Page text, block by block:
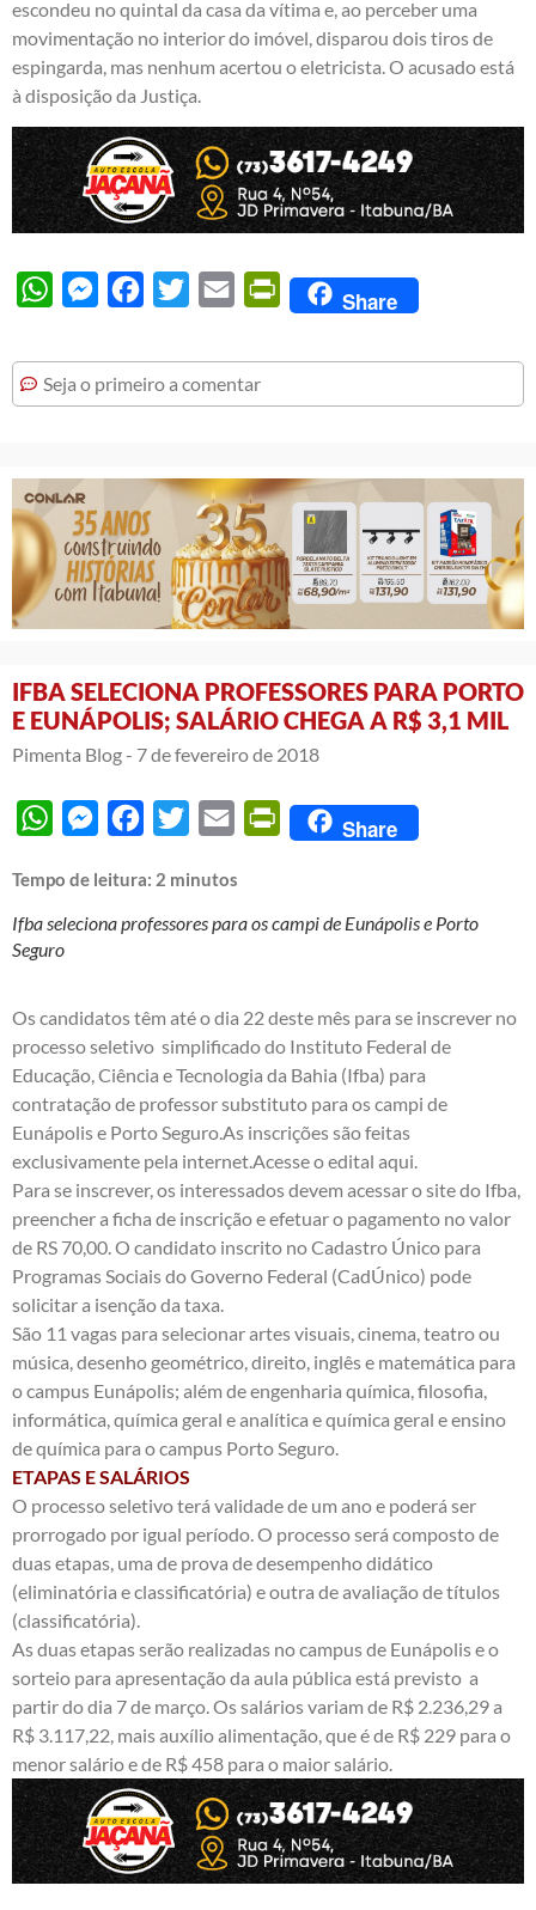
escondeu no quintal da casa da vítima e, ao perceber uma
movimentação no interior do imóvel, disparou dois tiros de
espingarda, mas nenhum acertou o eletricista. O acusado está
à disposição da Justiça.
WhatsAppMessengerFacebook
Twitter Email PrintFriendly
Share
Seja o primeiro a comentar
IFBA SELECIONA PROFESSORES PARA PORTO
E EUNÁPOLIS; SALÁRIO CHEGA A R$ 3,1 MIL
Pimenta Blog - 7 de fevereiro de 2018
WhatsAppMessengerFacebook
Twitter Email PrintFriendly
Share
Tempo de leitura: 2 minutos
Ifba seleciona professores para os campi de Eunápolis e Porto
Seguro
Os candidatos têm até o dia 22 deste mês para se inscrever no
processo seletivo simplificado do Instituto Federal de
Educação, Ciência e Tecnologia da Bahia (Ifba) para
contratação de professor substituto para os campi de
Eunápolis e Porto Seguro.As inscrições são feitas
exclusivamente pela internet. Acesse o edital aqui
Para se inscrever, os interessados devem acessar osite do Ifba
preencher a ficha de inscrição e efetuar o pagamento no valor
de RS 70,00. O candidato inscrito no Cadastro Único para
Programas Sociais do Governo Federal (CadÚnico) pode
solicitar a isenção da taxa.
São 11 vagas para selecionar artes visuais, cinema, teatro ou
música, desenho geométrico, direito, inglês e matemática para
o campus Eunápolis; além de engenharia química, filosofia,
informática, química geral e analítica e química geral e ensino
de química para o campus Porto Seguro.
ETAPAS E SALÁRIOS
O processo seletivo terá validade de um ano e poderá ser
prorrogado por igual período. O processo será composto de
duas etapas, uma de prova de desempenho didático
(eliminatória e classificatória) e outra de avaliação de títulos
(classificatória).
As duas etapas serão realizadas no campus de Eunápolis e o
sorteio para apresentação da aula pública está previsto a
partir do dia 7 de março. Os salários variam de R$ 2.236,29 a
R$ 3.117,22, mais auxílio alimentação, que é de R$ 229 para o
menor salário e de R$ 458 para o maior salário.